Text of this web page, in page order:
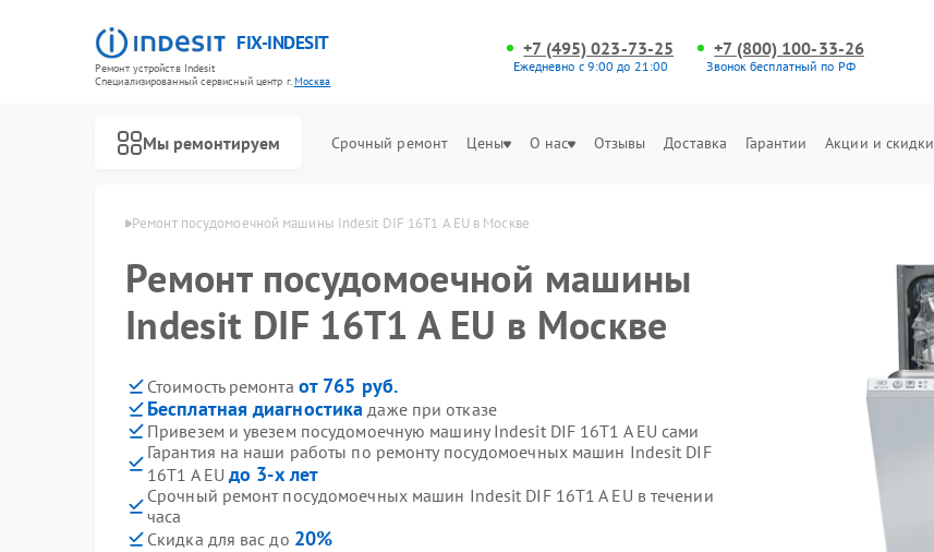
FIX-INDESIT
Ремонт устройств Indesit
Специализированный cервисный центр г.Москва
+7 (495) 023-73-25
Ежедневно с 9:00 до 21:00
+7 (800) 100-33-26
Звонок бесплатный по РФ
Мы ремонтируем Срочный ремонт Цены О нас Отзывы Доставка Гарантии Акции и скидки
Indesit в Москве Ремонт посудомоечной машины Indesit DIF 16T1 A EU в Москве
Ремонт посудомоечной машины
Indesit DIF 16T1 A EU в Москве
Стоимость ремонта от 765 руб.
Бесплатная диагностика даже при отказе
Привезем и увезем посудомоечную машину Indesit DIF 16T1 A EU сами
Гарантия на наши работы по ремонту посудомоечных машин Indesit DIF
16T1 A EU до 3-х лет
Срочный ремонт посудомоечных машин Indesit DIF 16T1 A EU в течении
часа
Скидка для вас до 20%